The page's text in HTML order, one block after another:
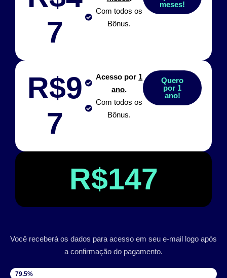
7
Com todos os
Bônus.
meses!
R$9
7
Acesso por 1
ano.
Com todos os
Bônus.
Quero
por 1
ano!
R$147
Você receberá os dados para acesso em seu e-mail logo após
a confirmação do pagamento.
VAGAS DISPONÍVEIS
79.5%